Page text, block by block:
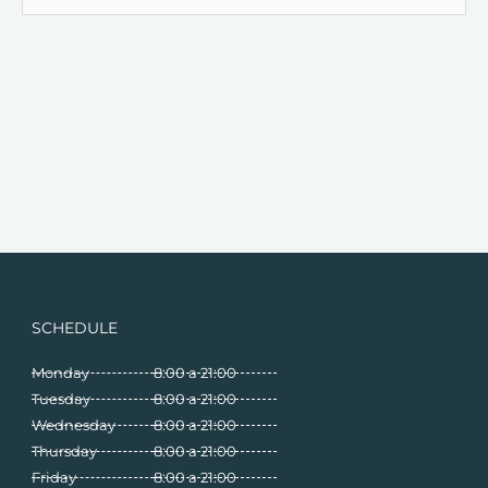
SCHEDULE
Monday
Tuesday
Wednesday
Thursday
Friday
8:00 a 21:00
8:00 a 21:00
8:00 a 21:00
8:00 a 21:00
8:00 a 21:00